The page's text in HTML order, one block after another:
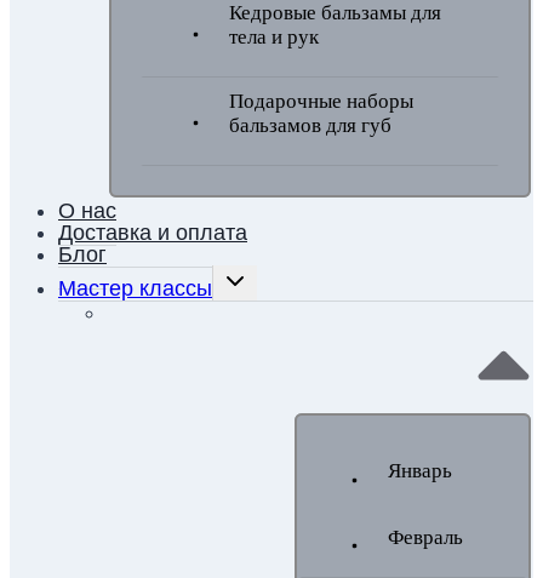
Кедровые бальзамы для
тела и рук
Подарочные наборы
бальзамов для губ
О нас
Доставка и оплата
Блог
Мастер классы
ПЕРЕКЛЮЧИТЬ
Январь
Февраль